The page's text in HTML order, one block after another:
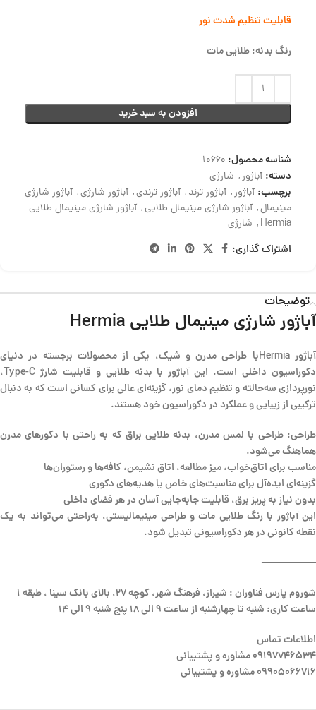
قابلیت تنظیم شدت نور
رنگ بدنه: طلایی مات
افزودن به سبد خرید
شناسه محصول: 10660
دسته: آباژور, شارژی
برچسب: آباژور, آباژور ترند, آباژور ترندی, آباژور شارژی, آباژور شارژی
مینیمال, آباژور شارژی مینیمال طلایی, آباژور شارژی مینیمال طلایی
Hermia
, شارژی
اشتراک گذاری:
توضیحات
آباژور شارژی مینیمال طلایی Hermia
آباژور Hermiaبا طراحی مدرن و شیک، یکی از محصولات برجسته در دنیای
دکوراسیون داخلی است. این آباژور با بدنه طلایی و قابلیت شارژ Type-C،
نورپردازی سه‌حالته و تنظیم دمای نور، گزینه‌ای عالی برای کسانی است که به دنبال
ترکیبی از زیبایی و عملکرد در دکوراسیون خود هستند.
طراحی: طراحی با لمس مدرن، بدنه طلایی براق که به راحتی با دکورهای مدرن
هماهنگ می‌شود.
مناسب برای اتاق‌خواب، میز مطالعه، اتاق نشیمن، کافه‌ها و رستوران‌ها
گزینه‌ای ایده‌آل برای مناسبت‌های خاص یا هدیه‌های دکوری
بدون نیاز به پریز برق، قابلیت جابه‌جایی آسان در هر فضای داخلی
این آباژور با رنگ طلایی مات و طراحی مینیمالیستی، به‌راحتی می‌تواند به یک
نقطه کانونی در هر دکوراسیونی تبدیل شود.
—————–
شوروم پارس فناوران : شیراز، فرهنگ شهر، کوچه 27، بالای بانک سینا ، طبقه 1
ساعت کاری: شنبه تا چهارشنبه از ساعت 9 الی 18 پنج شنبه 9 الی 14
اطلاعات تماس
09197746534 مشاوره و پشتیبانی
09905066716 مشاوره و پشتیبانی